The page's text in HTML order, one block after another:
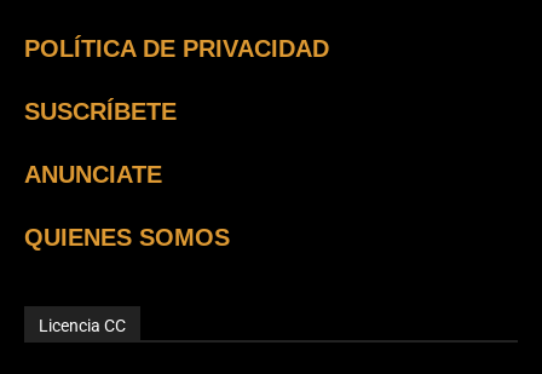
POLÍTICA DE PRIVACIDAD
SUSCRÍBETE
ANUNCIATE
QUIENES SOMOS
Licencia CC